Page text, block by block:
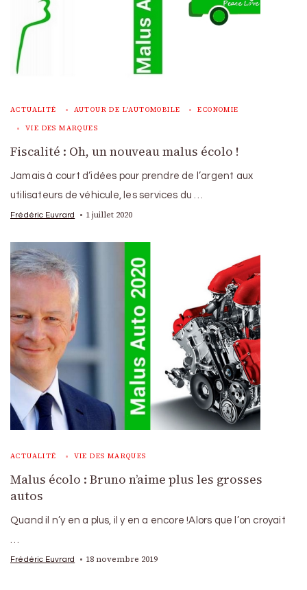
ACTUALITÉ AUTOUR DE L'AUTOMOBILE ECONOMIE
VIE DES MARQUES
Fiscalité : Oh, un nouveau malus écolo !
Jamais à court d’idées pour prendre de l’argent aux
utilisateurs de véhicule, les services du …
Frédéric Euvrard 1 juillet 2020
ACTUALITÉ VIE DES MARQUES
Malus écolo : Bruno n’aime plus les grosses
autos
Quand il n’y en a plus, il y en a encore !Alors que l’on croyait
Frédéric Euvrard 18 novembre 2019